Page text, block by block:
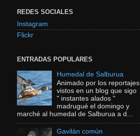
REDES SOCIALES
Instagram
Flickr
ENTRADAS POPULARES
Humedal de Salburua
Animado por los reportajes
vistos en un blog que sigo
" instantes alados "
madrugué el domingo y
marché al humedal de Salburua a d...
Gavilán común